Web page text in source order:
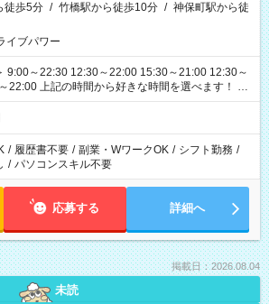
徒歩5分 / 竹橋駅から徒歩10分 / 神保町駅から徒
イブパワー
9:00～22:30 12:30～22:00 15:30～21:00 12:30～
な時間を選べます！ ※
なる可能性があります
/ 履歴書不要 / 副業・WワークOK / シフト勤務 /
/ パソコンスキル不要
応募する 詳細へ
掲載日：2026.08.04
未読